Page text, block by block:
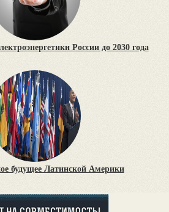
России до 2030 года
будущее Латинской Америки